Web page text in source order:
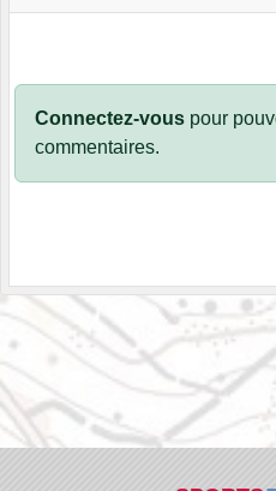
Connectez-vous pour
commentaires.